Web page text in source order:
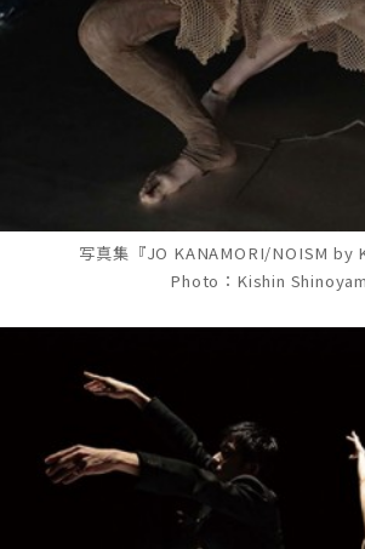
写真集『JO KANAMORI/NOISM by
Photo：Kishin